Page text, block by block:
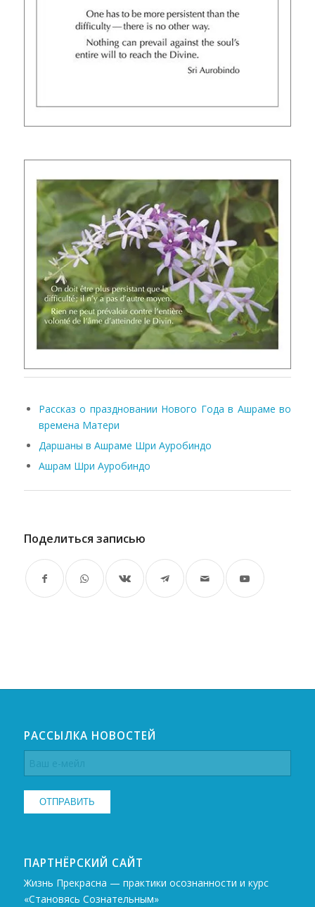
Рассказ о праздновании Нового Года в Ашраме во
времена Матери
Даршаны в Ашраме Шри Ауробиндо
Ашрам Шри Ауробиндо
Поделиться записью
РАССЫЛКА НОВОСТЕЙ
ПАРТНЁРСКИЙ САЙТ
Жизнь Прекрасна — практики осознанности и курс
«Становясь Сознательным»